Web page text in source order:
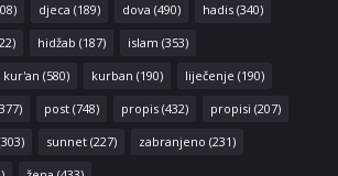
djeca (189) dova (490) hadis (340)
hidžab (187) islam (353)
kur'an (580) kurban (190) liječenje (190)
post (748) propis (432) propisi (207)
sunnet (227) zabranjeno (231)